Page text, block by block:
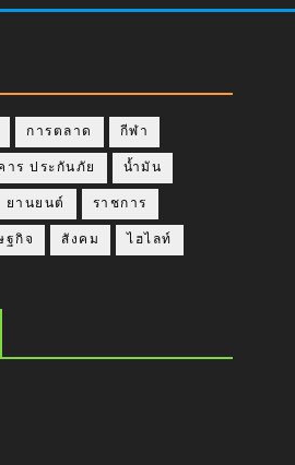
การตลาด กีฬา
าร ประกันภัย น้ำมัน
ยานยนต์ ราชการ
ฐกิจ สังคม ไฮไลท์